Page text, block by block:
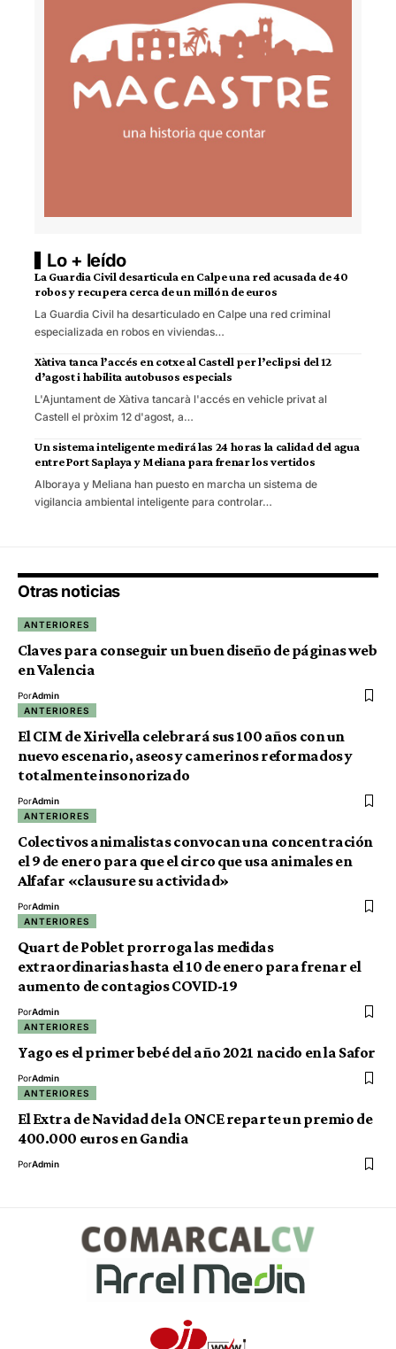
Lo + leído
La Guardia Civil desarticula en Calpe una red acusada de 40
robos y recupera cerca de un millón de euros
La Guardia Civil ha desarticulado en Calpe una red criminal
especializada en robos en viviendas…
Xàtiva tanca l’accés en cotxe al Castell per l’eclipsi del 12
d’agost i habilita autobusos especials
L'Ajuntament de Xàtiva tancarà l'accés en vehicle privat al
Castell el pròxim 12 d'agost, a…
Un sistema inteligente medirá las 24 horas la calidad del agua
entre Port Saplaya y Meliana para frenar los vertidos
Alboraya y Meliana han puesto en marcha un sistema de
vigilancia ambiental inteligente para controlar…
Otras noticias
ANTERIORES
Claves para conseguir un buen diseño de páginas web
en Valencia
PorAdmin
ANTERIORES
El CIM de Xirivella celebrará sus 100 años con un
nuevo escenario, aseos y camerinos reformados y
totalmente insonorizado
PorAdmin
ANTERIORES
Colectivos animalistas convocan una concentración
el 9 de enero para que el circo que usa animales en
Alfafar «clausure su actividad»
PorAdmin
ANTERIORES
Quart de Poblet prorroga las medidas
extraordinarias hasta el 10 de enero para frenar el
aumento de contagios COVID-19
PorAdmin
ANTERIORES
Yago es el primer bebé del año 2021 nacido en la Safor
PorAdmin
ANTERIORES
El Extra de Navidad de la ONCE reparte un premio de
400.000 euros en Gandia
PorAdmin